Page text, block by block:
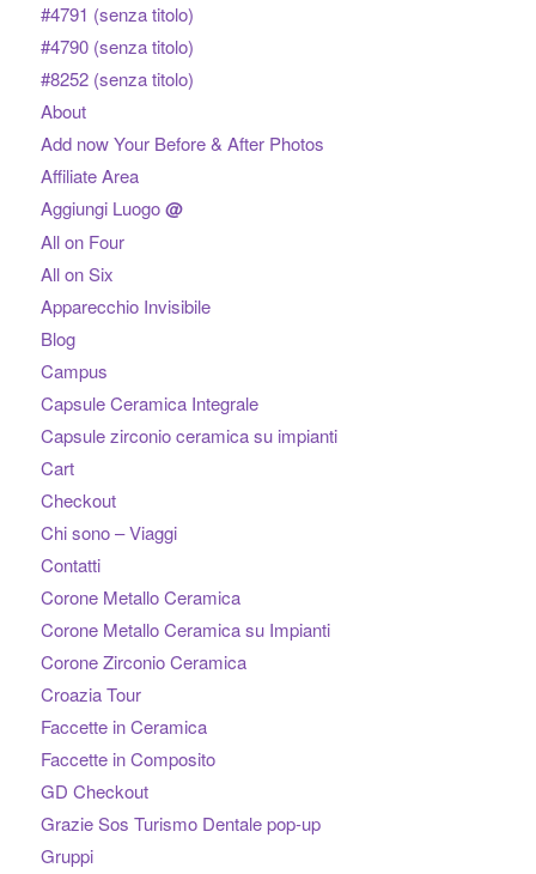
#4791 (senza titolo)
#4790 (senza titolo)
#8252 (senza titolo)
About
Add now Your Before & After Photos
Affiliate Area
Aggiungi Luogo@
All on Four
All on Six
Apparecchio Invisibile
Blog
Campus
Capsule Ceramica Integrale
Capsule zirconio ceramica su impianti
Cart
Checkout
Chi sono – Viaggi
Contatti
Corone Metallo Ceramica
Corone Metallo Ceramica su Impianti
Corone Zirconio Ceramica
Croazia Tour
Faccette in Ceramica
Faccette in Composito
GD Checkout
Grazie Sos Turismo Dentale pop-up
Gruppi